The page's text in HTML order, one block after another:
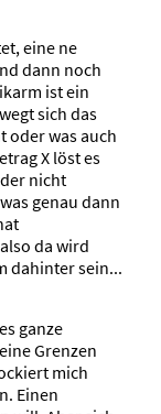
eine ne
dann noch
ist ein
sich das
oder was auch
X löst es
nicht
genau dann
da wird
dahinter sein...
ganze
Grenzen
mich
Einen